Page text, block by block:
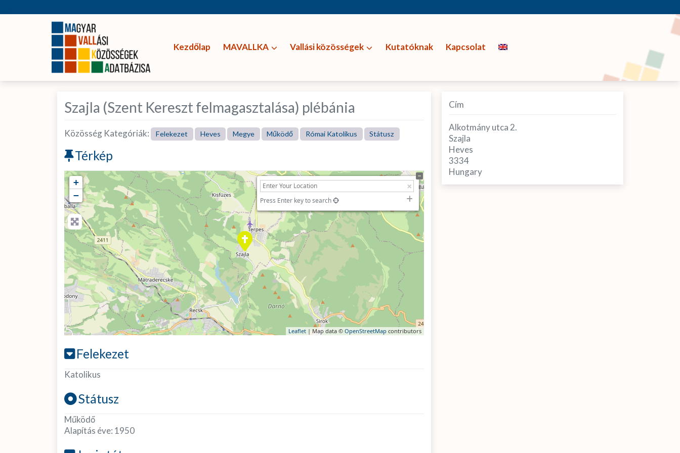
Kezdőlap MAVALLKA Vallási közösségek Kutatóknak Kapcsolat
Szajla (Szent Kereszt felmagasztalása) plébánia
Közösség Kategóriák: Felekezet Heves Megye Működő Római Katolikus Státusz
Térkép
+
−
Press Enter key to search
Leaflet| Map data © OpenStreetMap contributors
Felekezet
Katolikus
Státusz
Működő
Alapítás éve: 1950
Cím
Alkotmány utca 2.
Szajla
Heves
3334
Hungary